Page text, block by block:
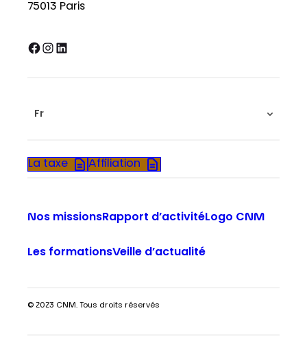
75013 Paris
Facebook InstagramLinkedIn
Fr
La taxe Affiliation
Nos missionsRapport d’activitéLogo CNM
Les formationsVeille d’actualité
© 2023 CNM. Tous droits réservés